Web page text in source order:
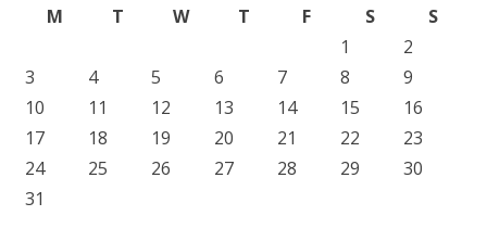
M
T W T F S
S
1
2
3
4 5 6 7 8
9
10
11 12 13 14 15
16
17
18 19 20 21 22
23
24
25 26 27 28 29
30
31